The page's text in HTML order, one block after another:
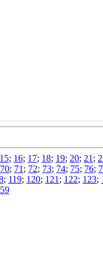
15; 16; 17; 18; 19; 20; 21 ;
70; 71 ; 72; 73; 74; 75; 76;
; 119; 120; 121 ; 122; 123;